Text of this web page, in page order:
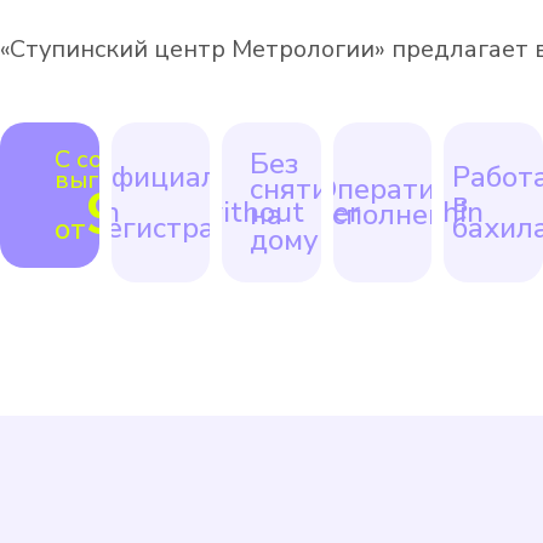
«Ступинский центр Метрологии» предлагает
С соседями
выгоднее
от990 ₽
Официально
с
регистрацией
Без
снятия
на
дому
Оперативное
исполнение
в